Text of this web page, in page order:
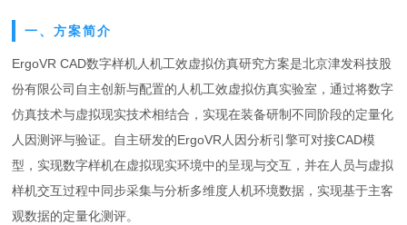
一、方案简介
ErgoVR CAD数字样机人机工效虚拟仿真研究方案是北京津发科技股
份有限公司自主创新与配置的人机工效虚拟仿真实验室，通过将数字
仿真技术与虚拟现实技术相结合，实现在装备研制不同阶段的定量化
人因测评与验证。自主研发的ErgoVR人因分析引擎可对接CAD模
型，实现数字样机在虚拟现实环境中的呈现与交互，并在人员与虚拟
样机交互过程中同步采集与分析多维度人机环境数据，实现基于主客
观数据的定量化测评。